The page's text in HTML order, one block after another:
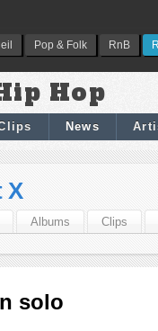
Pop & Folk RnB
Hop
News
X
Albums Clips
solo